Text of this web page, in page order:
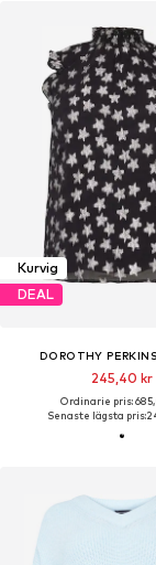
Kurvig
DEAL
DOROTHY
245,40 kr
Ordinarie pris:
Senaste lägsta pris: